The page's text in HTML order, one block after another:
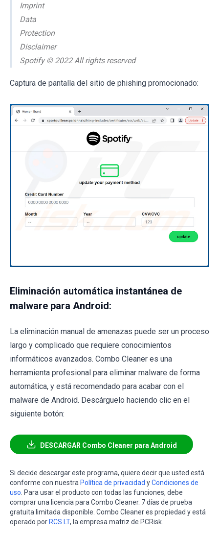
Imprint
Data
Protection
Disclaimer
Spotify © 2022 All rights reserved
Captura de pantalla del sitio de phishing promocionado:
Eliminación automática instantánea de
malware para Android:
La eliminación manual de amenazas puede ser un proceso
largo y complicado que requiere conocimientos
informáticos avanzados. Combo Cleaner es una
herramienta profesional para eliminar malware de forma
automática, y está recomendado para acabar con el
malware de Android. Descárguelo haciendo clic en el
siguiente botón:
DESCARGAR Combo Cleaner para Android
Si decide descargar este programa, quiere decir que usted está
conforme con nuestra Política de privacidad yCondiciones de
uso . Para usar el producto con todas las funciones, debe
comprar una licencia para Combo Cleaner. 7 días de prueba
gratuita limitada disponible. Combo Cleaner es propiedad y está
operado por RCS LT, la empresa matriz de PCRisk.